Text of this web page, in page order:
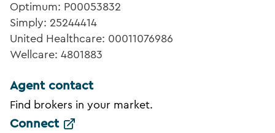
Optimum: P00053832
Simply: 25244414
United Healthcare: 00011076986
Wellcare: 4801883
Agent contact
Find brokers in your market.
Connect